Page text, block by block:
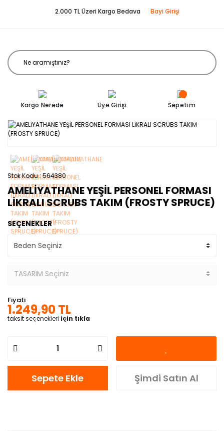
2.000 TL Üzeri Kargo Bedava Bayi Girişi
Kargo Nerede Üye Girişi Sepetim
Stok Kodu 564380
AMELİYATHANE YEŞİL PERSONEL FORMASI
LİKRALI SCRUBS TAKIM (FROSTY SPRUCE)
SEÇENEKLER
Fiyatı
1.249,90 TL
taksit seçenekleri için tıkla
Sepete Ekle Şimdi Satın Al